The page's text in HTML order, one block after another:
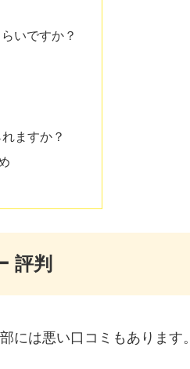
いですか？
ますか？
評判
には悪い口コミもあります。